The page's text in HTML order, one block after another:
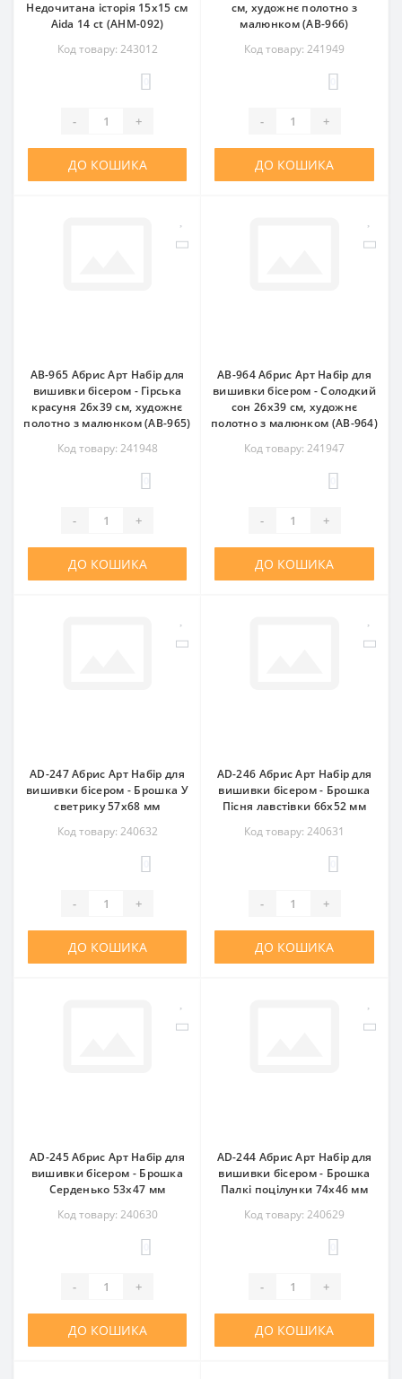
Недочитана історія 15x15 см
Aida 14 ct (АНМ-092)
Код товару: 243012
- +
ДО КОШИКА
см, художнє полотно з
малюнком (АВ-966)
Код товару: 241949
- +
ДО КОШИКА
AB-965 Абрис Арт Набір для
вишивки бісером - Гірська
красуня 26x39 см, художнє
полотно з малюнком (АВ-965)
Код товару: 241948
- +
ДО КОШИКА
AB-964 Абрис Арт Набір для
вишивки бісером - Солодкий
сон 26x39 см, художнє
полотно з малюнком (АВ-964)
Код товару: 241947
- +
ДО КОШИКА
AD-247 Абрис Арт Набір для
вишивки бісером - Брошка У
светрику 57x68 мм
Код товару: 240632
- +
ДО КОШИКА
AD-246 Абрис Арт Набір для
вишивки бісером - Брошка
Пісня лавстівки 66x52 мм
Код товару: 240631
- +
ДО КОШИКА
AD-245 Абрис Арт Набір для
вишивки бісером - Брошка
Серденько 53x47 мм
Код товару: 240630
- +
ДО КОШИКА
AD-244 Абрис Арт Набір для
вишивки бісером - Брошка
Палкі поцілунки 74x46 мм
Код товару: 240629
- +
ДО КОШИКА